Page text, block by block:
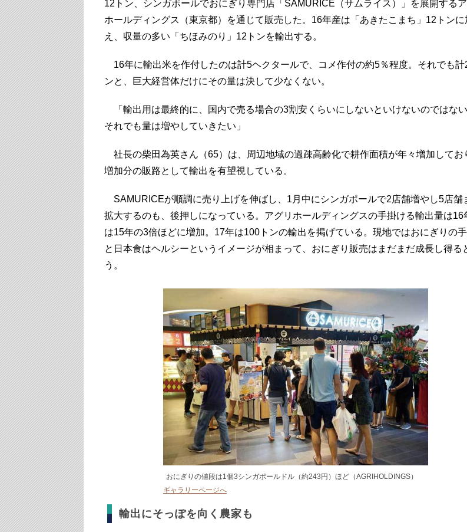
12トン、シンガポールでおにぎり専門店「SAMURICE（サムライス）」を展開するア
ホールディングス（東京都）を通じて販売した。16年産は「あきたこまち」12トンに
え、収量の多い「ちほみのり」12トンを輸出する。
16年に輸出米を作付したのは計5ヘクタールで、コメ作付の約5％程度。それでも計
ンと、巨大経営体だけにその量は決して少なくない。
「輸出用は最終的に、国内で売る場合の3割安くらいにしないといけないのではない
それでも量は増やしていきたい」
社長の柴田為英さん（65）は、周辺地域の過疎高齢化で耕作面積が年々増加してお
増加分の販路として輸出を有望視している。
SAMURICEが順調に売り上げを伸ばし、1月中にシンガポールで2店舗増やし5店舗
拡大するのも、後押しになっている。アグリホールディングスの手掛ける輸出量は16
は15年の3倍ほどに増加。17年は100トンの輸出を掲げている。現地ではおにぎりの
と日本食はヘルシーというイメージが相まって、おにぎり販売はまだまだ成長し得る
う。
おにぎりの値段は1個3シンガポールドル（約243円）ほど（AGRIHOLDINGS）
ギャラリーページへ
輸出にそっぽを向く農家も